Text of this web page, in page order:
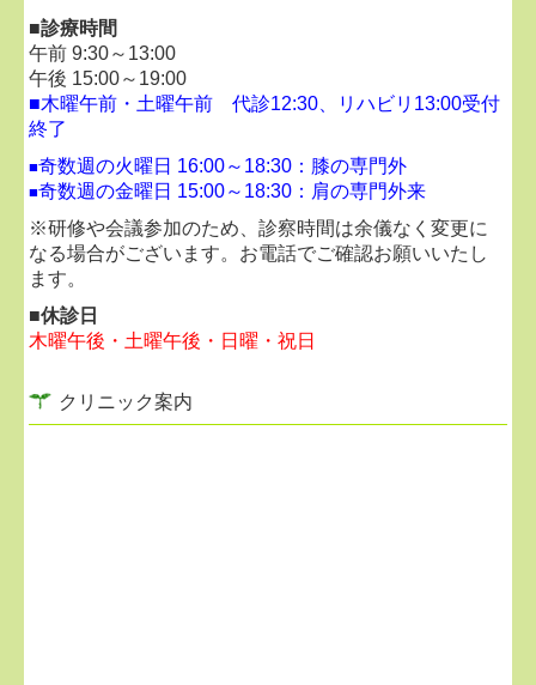
クリニック案内
天候がすぐれない日は、比較的空いていることが多
いです。
代診時は比較的スムーズにご案内できることが多い
です。
最新の診察担当医師は、公式LINE（LINE
■ 2026.02.04...LINEによる問い合わせについて
返信にお時間いただくことがございます。
お急ぎの方は、診療時間内にお電話でお問い合わせく
ださい。
ご興味ありましたらお気軽にお問い合わせください。
■診療時間
午前 9:30～13:00
午後 15:00～19:00
■木曜午前・土曜午前 代診12:30、リハビリ13:00受付
終了
■奇数週の火曜日 16:00～18:30：膝の専門外
■奇数週の金曜日 15:00～18:30： 肩の専門外来
※研修や会議参加のため、診察時間は余儀なく変更に
なる場合がございます。お電話でご確認お願いいたし
ます。
■休診日
木曜午後・土曜午後・日曜・祝日